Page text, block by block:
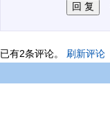
已有2条评论。 刷新评论